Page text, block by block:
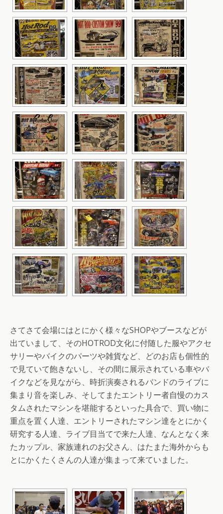
さてさて会場にはとにかく様々なSHOPやブースなどが
出ていまして、そのHOTROD文化に付随した服やアクセ
サリーやバイクのパーツや雑貨など、どのお店も個性的
で見ていて飽きないし、その間に展示されている車やバ
イクなどを見ながら、時折演奏されるバンドのライブに
集まり音を楽しみ、そしてまたエントリー者自慢のカス
タムされたマシンを堪能するといった具合で、買い物に
重点を置く人達、エントリーされたマシン達をとにかく
研究する人達、ライブ目当てで来た人達、なんとなく来
たカップル、家族連れのお父さん、はたまた海外からも
とにかくたくさんの人達が集まって来ていました。